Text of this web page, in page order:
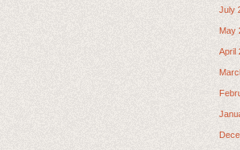
July
May
April